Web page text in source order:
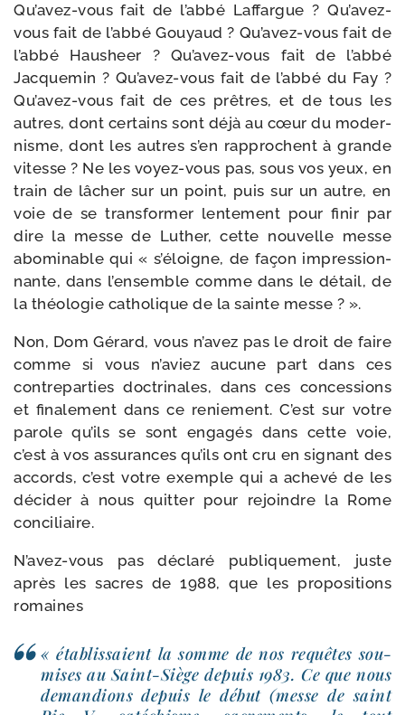
Qu’avez-​vous fait de l’ab­bé Laffargue ? Qu’avez-​
vous fait de l’ab­bé Gouyaud ? Qu’avez-​vous fait de
l’ab­bé Hausheer ? Qu’avez-​vous fait de l’ab­bé
Jacquemin ? Qu’avez-​vous fait de l’ab­bé du Fay ?
Qu’avez-​vous fait de ces prêtres, et de tous les
autres, dont cer­tains sont déjà au cœur du moder­
nisme, dont les autres s’en rap­prochent à grande
vitesse ? Ne les voyez-​vous pas, sous vos yeux, en
train de lâcher sur un point, puis sur un autre, en
voie de se trans­for­mer len­te­ment pour finir par
dire la messe de Luther, cette nou­velle messe
abo­mi­nable qui « s’é­loigne, de façon impres­sion­
nante, dans l’en­semble comme dans le détail, de
la théo­lo­gie catho­lique de la sainte messe ? ».
Non, Dom Gérard, vous n’a­vez pas le droit de faire
comme si vous n’a­viez aucune part dans ces
contre­par­ties doc­tri­nales, dans ces conces­sions
et fina­le­ment dans ce renie­ment. C’est sur votre
parole qu’ils se sont enga­gés dans cette voie,
c’est à vos assu­rances qu’ils ont cru en signant des
accords, c’est votre exemple qui a ache­vé de les
déci­der à nous quit­ter pour rejoindre la Rome
conciliaire.
N’avez-​vous pas décla­ré publi­que­ment, juste
après les sacres de 1988, que les pro­po­si­tions
romaines
« éta­blis­saient la somme de nos requêtes sou­
mises au Saint-​Siège depuis 1983. Ce que nous
deman­dions depuis le début (messe de saint